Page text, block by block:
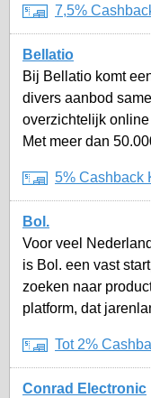
7,5%
Bellatio
Bij Bellatio komt
divers aanbod
overzichtelijk
Met meer dan
5% Cashback
Bol.
Voor veel
is Bol. een vast
zoeken naar
platform, dat
Tot 2%
Conrad Electronic